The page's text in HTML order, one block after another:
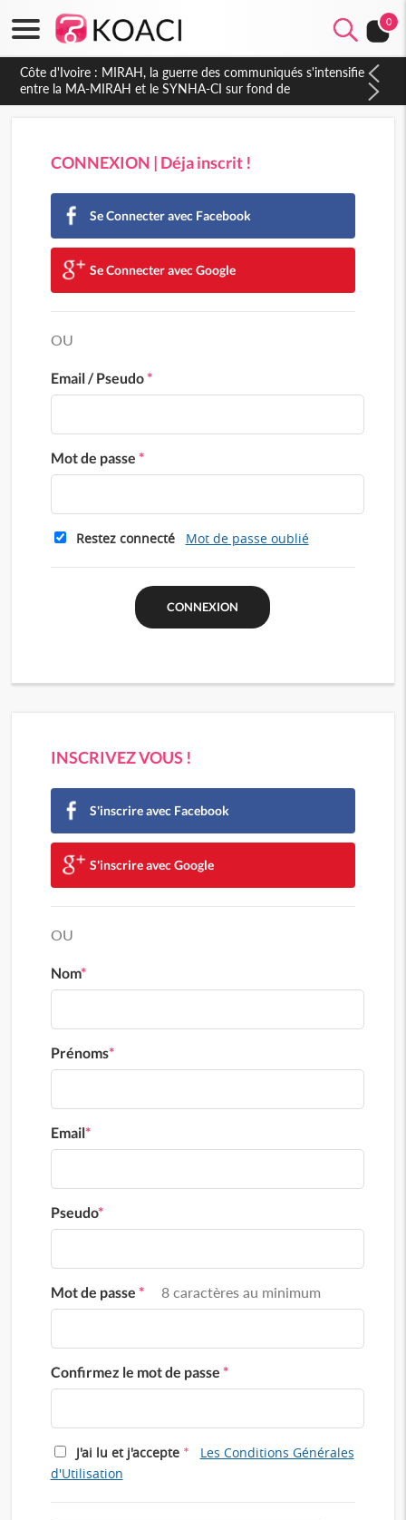
0
CONNEXION | Déja inscrit !
Se Connecter avec Facebook
Se Connecter avec Google
OU
Email / Pseudo*
Mot de passe *
Restez connecté Mot de passe oublié
INSCRIVEZ VOUS !
S'inscrire avec Facebook
S'inscrire avec Google
OU
Nom*
Prénoms*
Email*
Pseudo*
Mot de passe * 8 caractères au minimum
Confirmez le mot de passe *
J'ai lu et j'accepte *
Les Conditions Générales
d'Utilisation